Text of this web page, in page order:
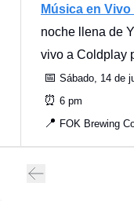
Música en
noche llena de
vivo a Coldplay
📅 Sábado, 14 de
⏰ 6 pm
📍 FOK Brewing
—
Father’s